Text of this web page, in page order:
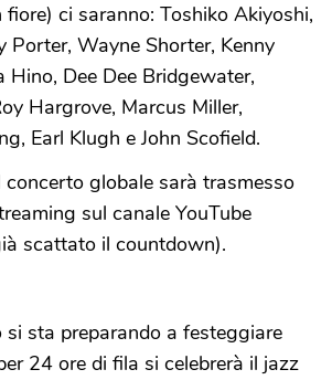
ci saranno: Toshiko Akiyoshi,
Porter, Wayne Shorter, Kenny
Hino, Dee Dee Bridgewater,
Hargrove, Marcus Miller,
Earl Klugh e John Scofield.
globale sarà trasmesso
sul canale YouTube
scattato il countdown).
sta preparando a festeggiare
24 ore di fila si celebrerà il jazz